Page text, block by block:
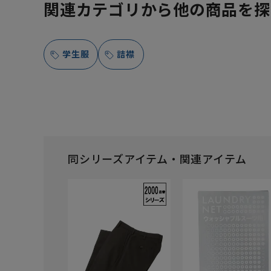
関連カテゴリから他の商品を
学生服 詰襟
同シリーズアイテム・関連アイテム